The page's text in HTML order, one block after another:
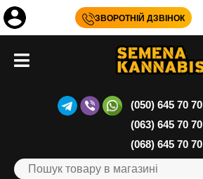
ЗВОРОТНІЙ ДЗВІНОК
(050) 645 70 70
(063) 645 70 70
(068) 645 70 70